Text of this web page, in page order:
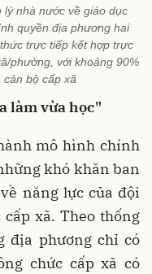
nhà nước về giáo dục
quyền địa phương hai
trực tiếp kết hợp trực
phường, với khoảng 90%
cán bộ cấp xã
làm vừa học"
mô hình chính
khó khăn ban
năng lực của đội
xã. Theo thống
địa phương chỉ có
chức cấp xã có